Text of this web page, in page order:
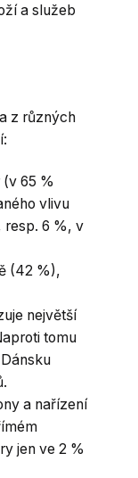
a služeb
z různých
65 %
vlivu
resp. 6 %, v
(42 %),
největší
tomu
a nařízení
jen ve 2 %